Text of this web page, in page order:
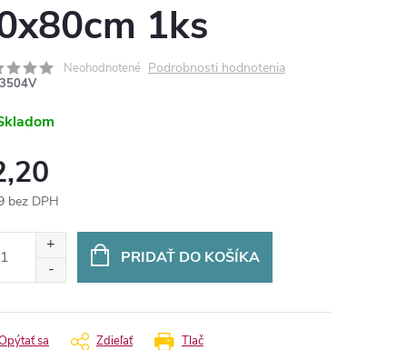
1ks
Neohodnotené Podrobnosti hodnotenia
3504V
bez DPH
PRIDAŤ DO KOŠÍKA
Tlač
sa Zdieľať